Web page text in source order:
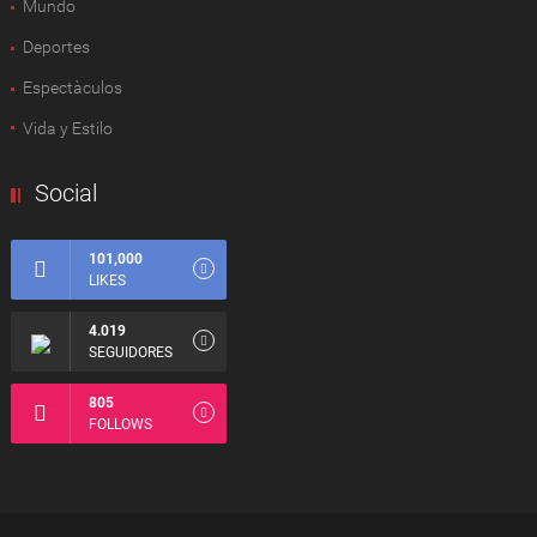
Mundo
Deportes
Espectàculos
Vida y Estilo
Social
101,000
LIKES
4.019
SEGUIDORES
805
FOLLOWS